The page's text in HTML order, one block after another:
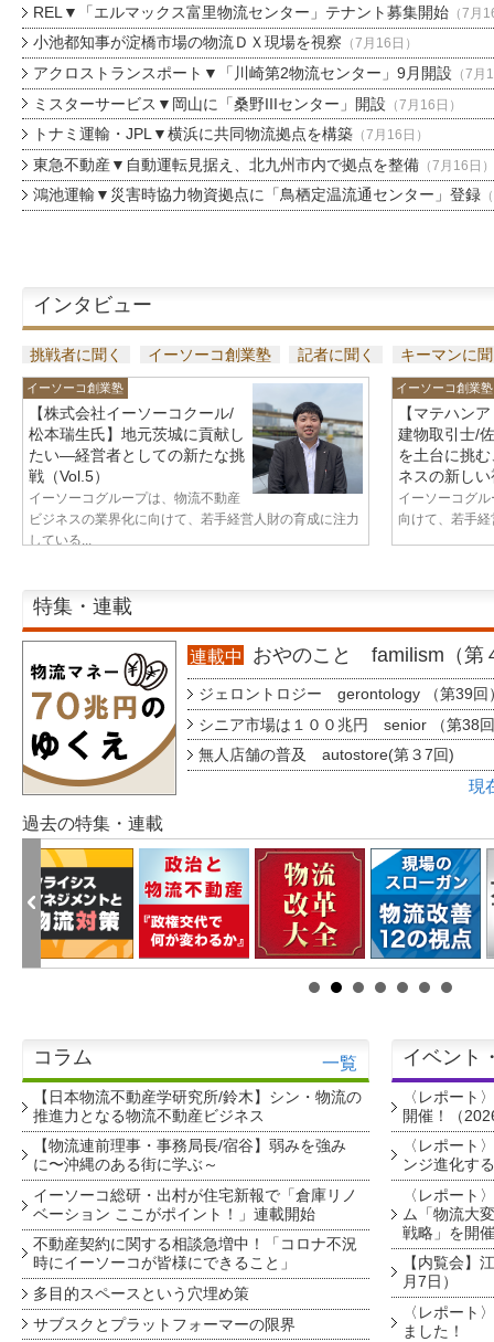
REL▼「エルマックス富里物流センター」テナント募集開始（7月
小池都知事が淀橋市場の物流ＤＸ現場を視察 （7月16日）
アクロストランスポート▼「川崎第2物流センター」9月開設 （7月
ミスターサービス▼岡山に「桑野IIIセンター」開設 （7月16日）
トナミ運輸・JPL▼横浜に共同物流拠点を構築（7月16日）
東急不動産▼自動運転見据え、北九州市内で拠点を整備（7月16日）
鴻池運輸▼災害時協力物資拠点に「鳥栖定温流通センター」登録
インタビュー
挑戦者に聞く イーソーコ創業塾 記者に聞く キーマンに
イーソーコ創業塾
【株式会社イーソーコクール/
松本瑞生氏】地元茨城に貢献し
たい—経営者としての新たな挑
戦（Vol.5）
イーソーコグループは、物流不動産
ビジネスの業界化に向けて、若手経営人財の育成に注力
している...
イーソーコ創業塾
【マテハン
建物取引士/
を土台に挑
ネスの新し
イーソーコグ
向けて、若手
特集・連載
連載中 おやのこと familism（第
ジェロントロジー gerontology （第39回
シニア市場は１００兆円 senior （第38
無人店舗の普及 autostore(第３7回)
現
過去の特集・連載
コラム 一覧
【日本物流不動産学研究所/鈴木】シン・物流の
推進力となる物流不動産ビジネス
【物流連前理事・事務局長/宿谷】弱みを強み
に〜沖縄のある街に学ぶ～
イーソーコ総研・出村が住宅新報で「倉庫リノ
ベーション ここがポイント！」連載開始
不動産契約に関する相談急増中！「コロナ不況
時にイーソーコが皆様にできること」
多目的スペースという穴埋め策
サブスクとプラットフォーマーの限界
イベント
〈レポート
開催！（
〈レポート
ンジ進化す
〈レポート
ム「物流大
戦略」を開
【内覧会】
月7日）
〈レポート
ました！